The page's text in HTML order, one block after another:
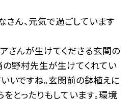
ん、元気で過ごしています
さんが生けてくださる玄関の
野村先生が生けてくれてい
いいですね。玄関前の鉢植えに
をとったりもしています。環境